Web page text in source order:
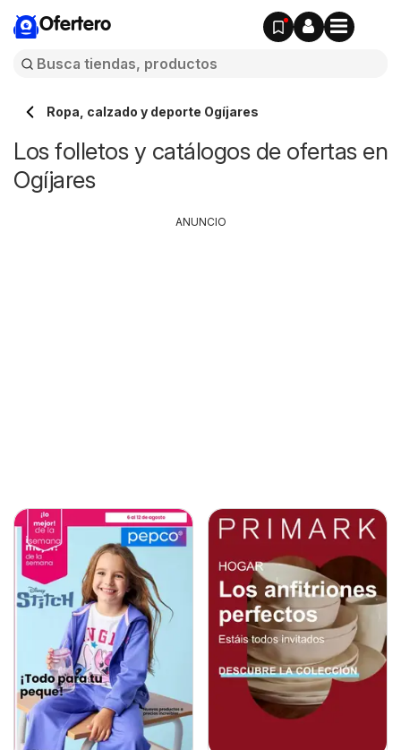
Ofertero
Ropa, calzado y deporte Ogíjares
Los folletos y catálogos de ofertas en
Ogíjares
ANUNCIO